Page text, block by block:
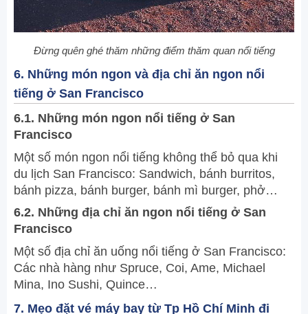
Đừng quên ghé thăm những điểm thăm quan nổi tiếng
6. Những món ngon và địa chỉ ăn ngon nổi
tiếng ở San Francisco
6.1. Những món ngon nổi tiếng ở San
Francisco
Một số món ngon nổi tiếng không thể bỏ qua khi
du lịch San Francisco: Sandwich, bánh burritos,
bánh pizza, bánh burger, bánh mì burger, phở…
6.2. Những địa chỉ ăn ngon nổi tiếng ở San
Francisco
Một số địa chỉ ăn uống nổi tiếng ở San Francisco:
Các nhà hàng như Spruce, Coi, Ame, Michael
Mina, Ino Sushi, Quince…
7. Mẹo đặt vé máy bay từ Tp Hồ Chí Minh đi